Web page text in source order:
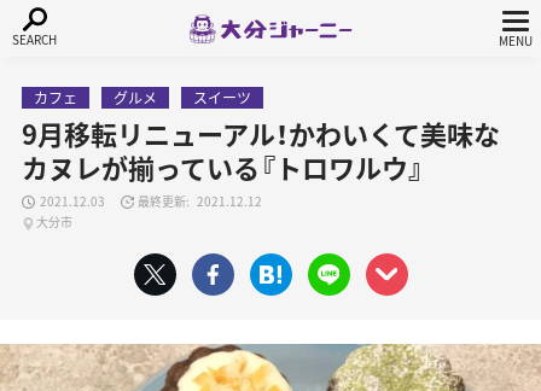
カフェ グルメ スイーツ
9月移転リニューアル！かわいくて美味な
カヌレが揃っている『トロワルウ』
2021.12.03
2021.12.12
大分市